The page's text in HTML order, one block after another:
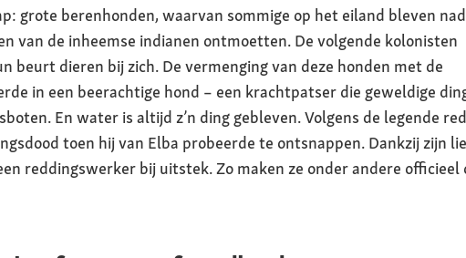
grote berenhonden, waarvan sommige op het eiland bleven
van de inheemse indianen ontmoetten. De volgende kolonisten
beurt dieren bij zich. De vermenging van deze honden met de
in een beerachtige hond – een krachtpatser die geweldige
En water is altijd z’n ding gebleven. Volgens de legende
toen hij van Elba probeerde te ontsnappen. Dankzij zijn
reddingswerker bij uitstek. Zo maken ze onder andere officieel